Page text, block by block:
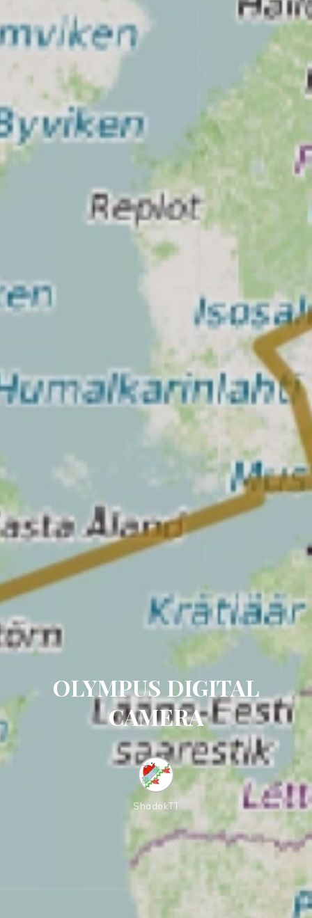
OLYMPUS DIGITAL
CAMERA
ShadokTT